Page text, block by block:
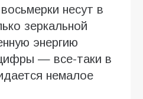
несут в
зеркальной
энергию
— все-таки в
немалое